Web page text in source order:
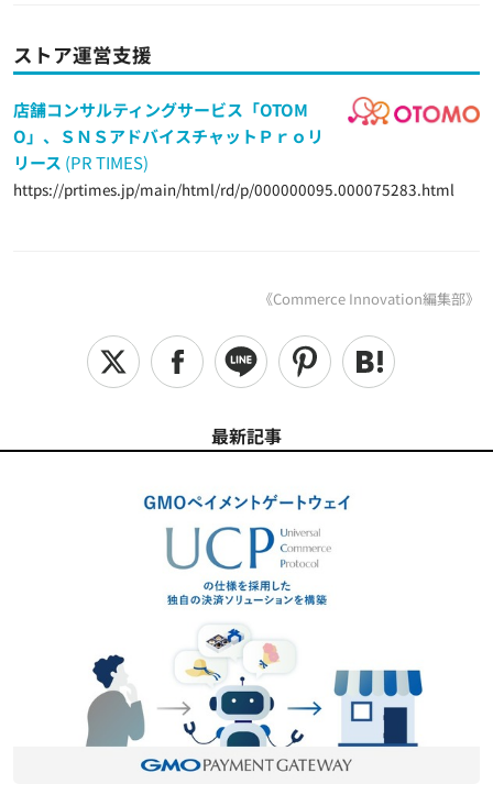
ストア運営支援
店舗コンサルティングサービス「OTOM
O」、ＳＮＳアドバイスチャットＰｒｏリ
リース (PR TIMES)
https://prtimes.jp/main/html/rd/p/000000095.000075283.html
《Commerce Innovation編集部》
最新記事